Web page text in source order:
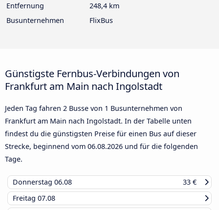
Entfernung
248,4 km
Busunternehmen
FlixBus
Günstigste Fernbus-Verbindungen von
Frankfurt am Main nach Ingolstadt
Jeden Tag fahren 2 Busse von 1 Busunternehmen von
Frankfurt am Main nach Ingolstadt. In der Tabelle unten
findest du die günstigsten Preise für einen Bus auf dieser
Strecke, beginnend vom 06.08.2026 und für die folgenden
Tage.
Donnerstag 06.08
33 €
Freitag 07.08